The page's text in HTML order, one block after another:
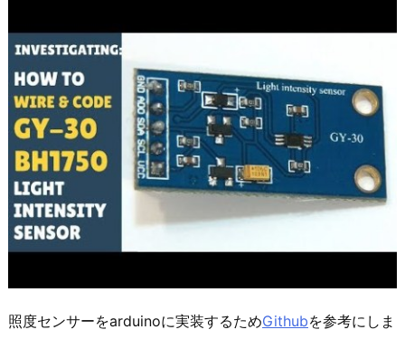
照度センサーをarduinoに実装するためGithubを参考にしま